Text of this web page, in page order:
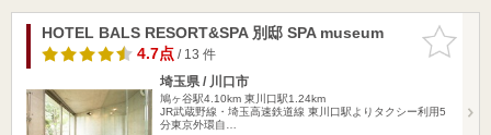
お気に入
りに追加
HOTEL BALS RESORT&SPA 別邸 SPA museum
4.7点/ 13 件
埼玉県 / 川口市
鳩ヶ谷駅4.10km 東川口駅1.24km
JR武蔵野線・埼玉高速鉄道線 東川口駅よりタクシー利用5
分東京外環自…